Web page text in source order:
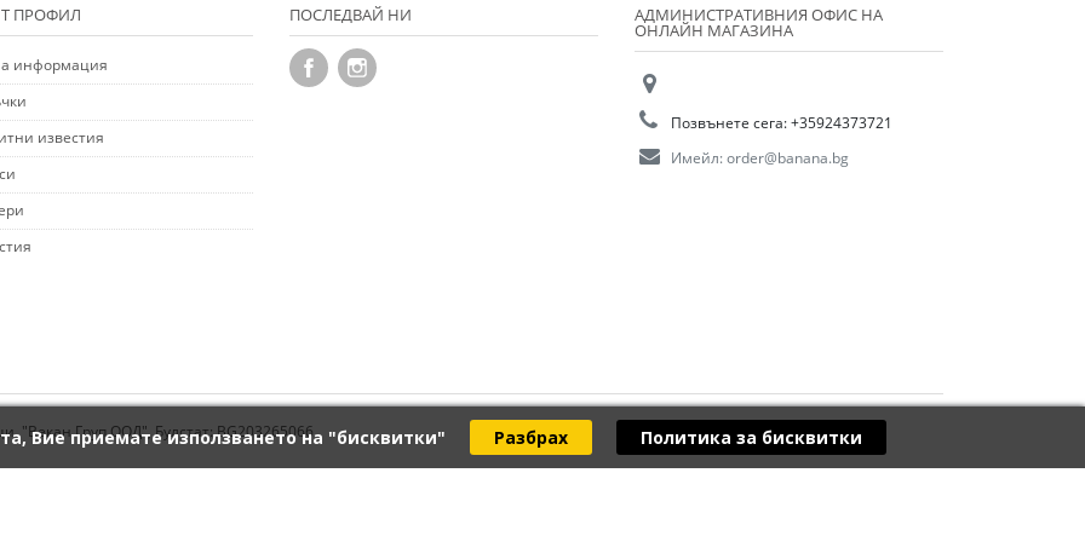
Вие приемате използването на "бисквитки" Разбрах Политика за бисквитки
ПРОФИЛ
информация
известия
ПОСЛЕДВАЙ НИ АДМИНИСТРАТИВНИЯ ОФИС НА
ОНЛАЙН МАГАЗИНА
Позвънете сега:+35924373721
Имейл:order@banana.bg
"Векан Груп ООД", Булстат: BG203265066